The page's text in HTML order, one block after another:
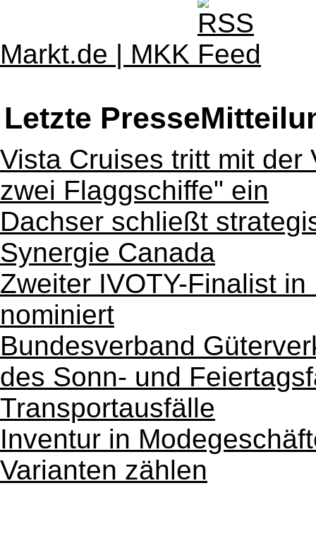
Markt.de | MKK
Letzte
Vista Cruises tritt mit der
zwei Flaggschiffe" ein
Dachser schließt
Synergie Canada
Zweiter IVOTY-Finalist
nominiert
Bundesverband
des Sonn- und
Transportausfälle
Inventur in
Varianten zählen